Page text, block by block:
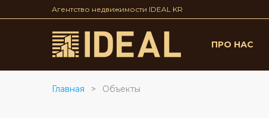
Агентство недвижимости IDEAL KR
ПРО НАС
Главная Объекты